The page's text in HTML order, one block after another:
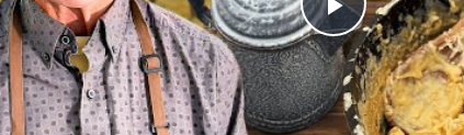
Play
Video